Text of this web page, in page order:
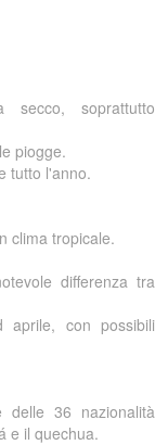
secco, soprattutto
piogge.
tutto l'anno.
clima tropicale.
differenza tra
con possibili
36 nazionalità
e il quechua.